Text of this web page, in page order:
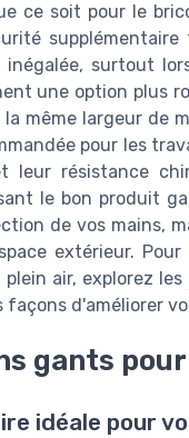
ce soit pour le
surtout
une option plus
même largeur de
pour les
leur résistance
le bon produit
de vos mains,
extérieur.
air, explorez les
façons d'améliorer
gants
idéale pour